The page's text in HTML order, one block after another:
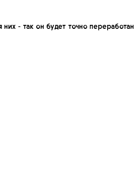
них - так он будет точно переработан